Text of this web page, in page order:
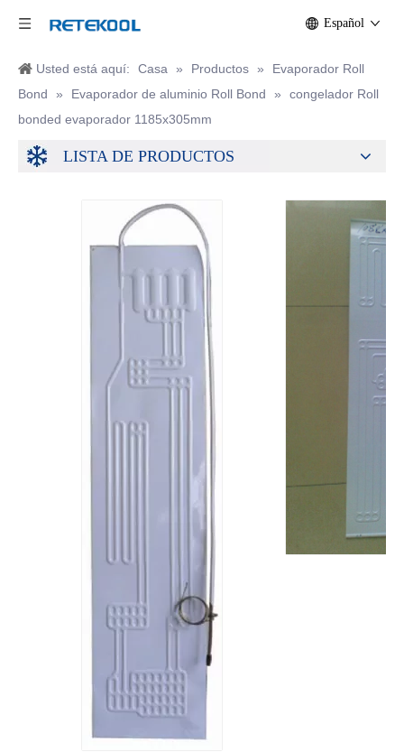
Español
Usted está aquí: Casa » Productos »
Evaporador Roll
Bond
» Evaporador de aluminio Roll Bond »
congelador Roll
bonded evaporador 1185x305mm
LISTA DE PRODUCTOS